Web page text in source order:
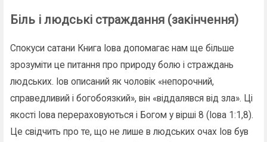
Біль і людські страждання (закінчення)
Спокуси сатани Книга Іова допомагає нам ще більше
зрозуміти це питання про природу болю і страждань
людських. Іов описаний як чоловік «непорочний,
справедливий і богобоязкий», він «віддалявся від зла». Ці
якості Іова перераховуються і Богом у вірші 8 (Іова 1:1,8).
Це свідчить про те, що не лише в людських очах Іов був